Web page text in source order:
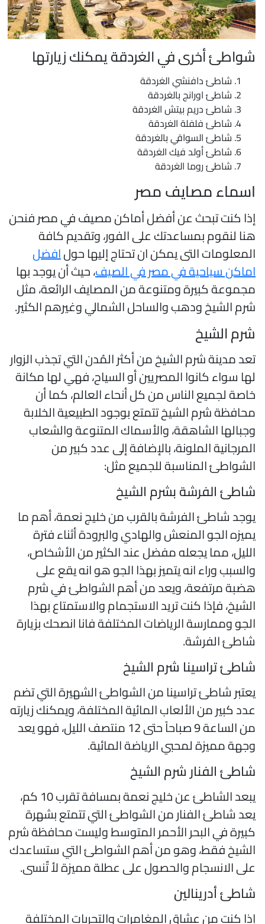
أخرى في الغردقة يمكنك زيارتها
شاطئ دافنشي الغردقة
شاطئ اورانج بالغردقة
شاطئ دريم بيتش الغردقة
شاطئ فلفلة الغردقة
شاطئ السواقي بالغردقة
شاطئ أولد فيك الغردقة
شاطئ روما الغردقة
مصايف مصر
كنت تبحث عن أفضل أماكن مصيف في مصر فنحن
لنقوم بمساعدتك على الفور، وتقديم كافة
التى يمكن ان تحتاج إليها حولافضل
سياحية في مصر في الصيف، حيث أن يوجد بها
كبيرة ومتنوعة من المصايف الرائعة، مثل
الشيخ ودهب والساحل الشمالي وغيرهم الكثير.
الشيخ
مدينة شرم الشيخ من أكثر المُدن التي تجذب الزوار
سواء كانوا المصريين أو السياح، فهي لها مكانة
لجميع الناس من كل أنحاء العالم، كما أن
شرم الشيخ تتمتع بوجود الطبيعية الخلابة
الشاهقة، والأسماك المتنوعة والشعاب
الملونة، بالإضافة إلى عدد كبير من
المناسبة للجميع مثل:
الفرشة بشرم الشيخ
شاطئ الفرشة بالقرب من خليج نعمة، أهم ما
الجو المنعش والهادي والبرودة أثناء فترة
مما يجعله مفضل عند الكثير من الأشخاص،
وراء انه يتميز بهذا الجو هو انه يقع على
مرتفعة، ويعد من أهم الشواطئ في شرم
فإذا كنت تريد الاستجمام والاستمتاع بهذا
وممارسة الرياضات المختلفة فانا انصحك بزيارة
الفرشة.
تراسينا شرم الشيخ
شاطئ تراسينا من الشواطئ الشهيرة التي تضم
كبير من الألعاب المائية المختلفة، ويمكنك زيارته
من الساعة 9 صباحاً حتى 12 منتصف الليل، فهو يعد
مميزة لمحبي الرياضة المائية.
الفنار شرم الشيخ
يبعد الشاطئ عن خليج نعمة بمسافة تقرب 10 كم،
شاطئ الفنار من الشواطئ التي تتمتع بشهرة
في البحر الأحمر المتوسط وليست محافظة شرم
فقط، وهو من أهم الشواطئ التي ستساعدك
الانسجام والحصول على عطلة مميزة لأ تٌنسى.
أدرينالين
كنت من عشاق المغامرات والتجربات المختلفة